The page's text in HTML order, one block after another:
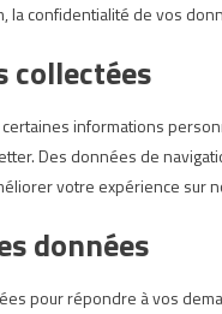
la confidentialité de vos
collectées
informations
Des données de
votre expérience sur
données
pour répondre à vos